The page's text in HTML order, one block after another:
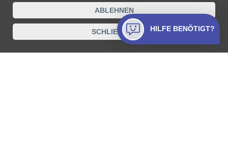
Bestellungsstatus Ämtersuche der Schweiz
Datenschutz Impressum Nutzungsbestimmungen
Kontakt
ABLEHNEN
SCHLIESSEN HILFE BENÖTIGT?